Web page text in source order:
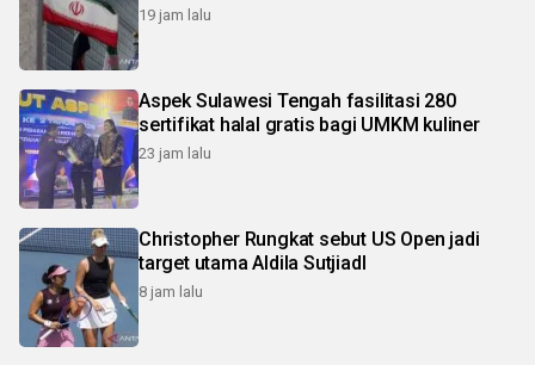
19 jam lalu
Aspek Sulawesi Tengah fasilitasi 280
sertifikat halal gratis bagi UMKM kuliner
23 jam lalu
Christopher Rungkat sebut US Open jadi
target utama Aldila SutjiadI
8 jam lalu